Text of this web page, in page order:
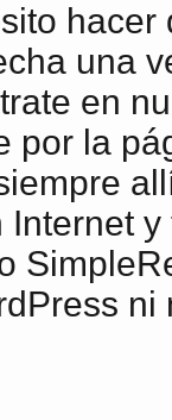
una
en
por la
ni